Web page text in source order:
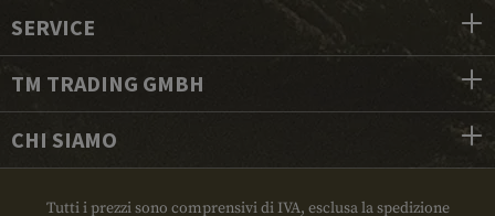
SERVICE
TM TRADING GMBH
CHI SIAMO
Tutti i prezzi sono comprensivi di IVA, esclusa la spedizione